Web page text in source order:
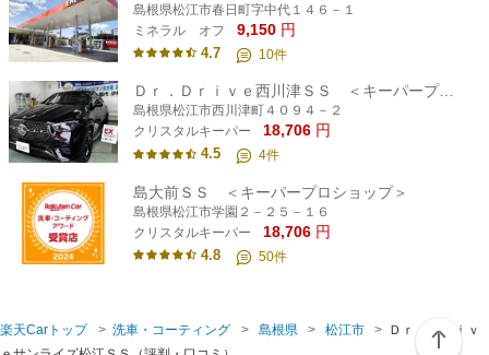
島根県松江市春日町字中代１４６－１
ミネラル オフ
9,150 円
4.7 10件
Ｄｒ．Ｄｒｉｖｅ西川津ＳＳ ＜キーパープロショップ＞
島根県松江市西川津町４０９４－２
クリスタルキーパー
18,706 円
4.5 4件
島大前ＳＳ ＜キーパープロショップ＞
島根県松江市学園２－２５－１６
クリスタルキーパー
18,706 円
4.8 50件
楽天Carトップ 洗車・コーティング 島根県 松江市
Ｄｒ．Ｄｒｉｖ